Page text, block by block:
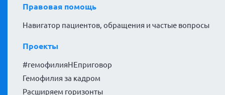
Правовая помощь
Навигатор пациентов, обращения и частые вопросы
Проекты
#гемофилияНЕприговор
Гемофилия за кадром
Расширяем горизонты